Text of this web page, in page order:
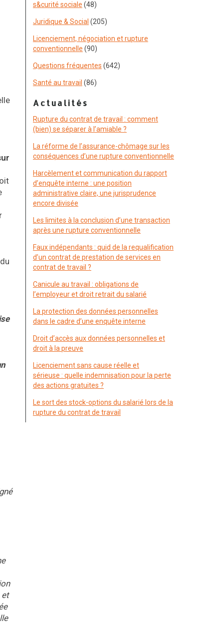
et
s&curité sociale (48)
Juridique & Social (205)
Licenciement, négociation et rupture
conventionnelle (90)
Questions fréquentes (642)
Santé au travail (86)
Actualités
Rupture du contrat de travail : comment
(bien) se séparer à l’amiable ?
La réforme de l’assurance-chômage sur les
conséquences d’une rupture conventionnelle
Harcèlement et communication du rapport
d’enquête interne : une position
administrative claire, une jurisprudence
encore divisée
Les limites à la conclusion d’une transaction
après une rupture conventionnelle
Faux indépendants : quid de la requalification
d’un contrat de prestation de services en
contrat de travail ?
Canicule au travail : obligations de
l’employeur et droit retrait du salarié
La protection des données personnelles
dans le cadre d’une enquête interne
Droit d’accès aux données personnelles et
droit à la preuve
Licenciement sans cause réelle et
sérieuse : quelle indemnisation pour la perte
des actions gratuites ?
Le sort des stock-options du salarié lors de la
rupture du contrat de travail